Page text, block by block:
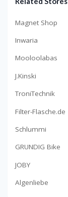
Magnet Shop
Inwaria
Mooloolabas
J.Kinski
TroniTechnik
Filter-Flasche.de
Schlummi
GRUNDIG Bike
JOBY
Algenliebe